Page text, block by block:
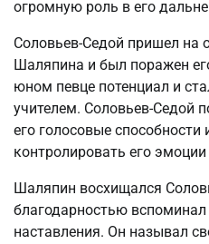
огромную роль в его
Соловьев-Седой пришел на
Шаляпина и был поражен
юном певце потенциал и
учителем. Соловьев-Седой
его голосовые способности
контролировать его эмоции
Шаляпин восхищался
благодарностью
наставления. Он называл